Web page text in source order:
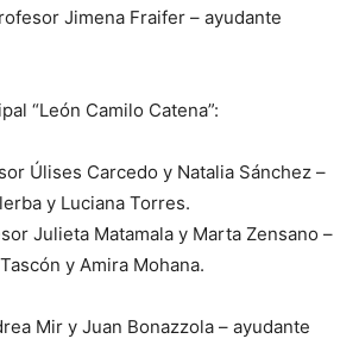
Jimena Fraifer – ayudante
“León Camilo Catena”:
Úlises Carcedo y Natalia Sánchez –
y Luciana Torres.
Julieta Matamala y Marta Zensano –
y Amira Mohana.
Mir y Juan Bonazzola – ayudante